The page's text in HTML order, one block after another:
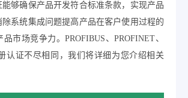
能够确保产品开发符合标准条款，实现产品
除系统集成问题提高产品在客户使用过程的
市场竞争力。PROFIBUS、PROFINET、
认证不尽相同，我们将详细为您介绍相关